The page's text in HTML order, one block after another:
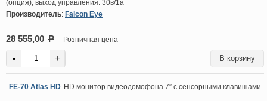
(опция); выход управления: 30в/1а
Производитель: Falcon Eye
28 555,00 P Розничная цена
- +
FE-70 Atlas HD HD монитор видеодомофона 7″ с сенсорными клавишами